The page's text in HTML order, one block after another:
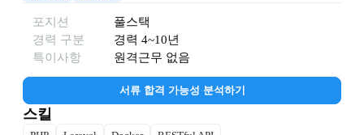
포지션
풀스택
경력 구분
경력 4~10년
특이사항
원격근무 없음
서류 합격 가능성 분석하기
스킬